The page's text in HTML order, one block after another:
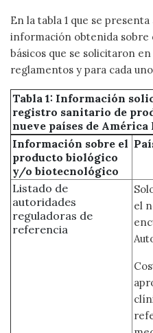
En la tabla 1 que se
información obtenida sobre
básicos que se solicitaron en
reglamentos y para cada
Tabla 1: Información
registro sanitario de
nueve países de
Información sobre el
producto biológico
y/o biotecnológico
Listado de
autoridades
reguladoras de
referencia
el